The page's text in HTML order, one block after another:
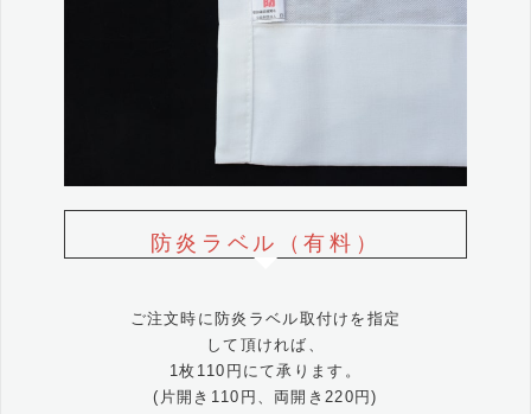
防炎ラベル（有料）
ご注文時に防炎ラベル取付けを指定
して頂ければ、
1枚110円にて承ります。
(片開き110円、両開き220円)